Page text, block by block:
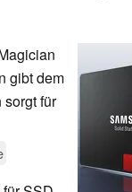
gibt dem
für